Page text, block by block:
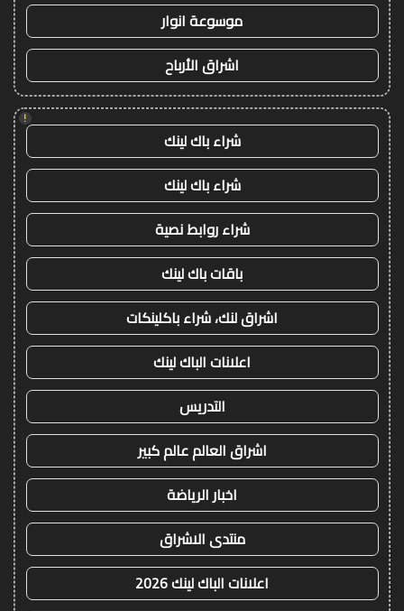
موسوعة انوار
اشراق الأرباح
!
شراء باك لينك
شراء باك لينك
شراء روابط نصية
باقات باك لينك
اشراق لنك، شراء باكلينكات
اعلانات الباك لينك
التدريس
اشراق العالم عالم كبير
اخبار الرياضة
منتدى الاشراق
اعلانات الباك لينك 2026